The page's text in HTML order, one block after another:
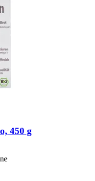
450 g